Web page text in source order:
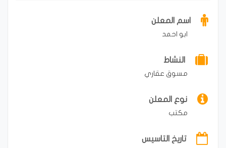
اسم المعلن
ابو احمد
النشاط
مسوق عقاري
نوع المعلن
مكتب
تاريخ التاسيس